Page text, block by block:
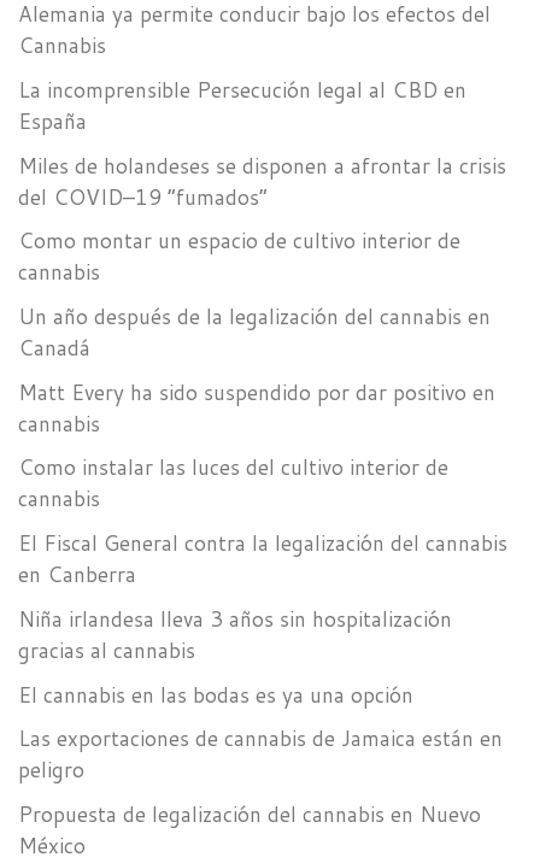
Alemania ya permite conducir bajo los efectos del
Cannabis
La incomprensible Persecución legal al CBD en
España
Miles de holandeses se disponen a afrontar la crisis
del COVID–19 “fumados”
Como montar un espacio de cultivo interior de
cannabis
Un año después de la legalización del cannabis en
Canadá
Matt Every ha sido suspendido por dar positivo en
cannabis
Como instalar las luces del cultivo interior de
cannabis
El Fiscal General contra la legalización del cannabis
en Canberra
Niña irlandesa lleva 3 años sin hospitalización
gracias al cannabis
El cannabis en las bodas es ya una opción
Las exportaciones de cannabis de Jamaica están en
peligro
Propuesta de legalización del cannabis en Nuevo
México